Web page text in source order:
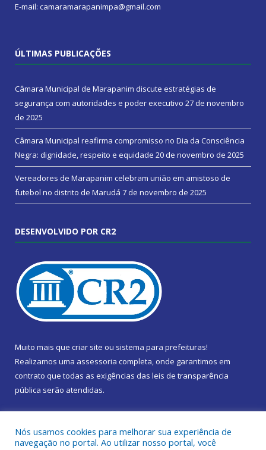
E-mail: camaramarapanimpa@gmail.com
ÚLTIMAS PUBLICAÇÕES
Câmara Municipal de Marapanim discute estratégias de
segurança com autoridades e poder executivo 27 de novembro
de 2025
Câmara Municipal reafirma compromisso no Dia da Consciência
Negra: dignidade, respeito e equidade 20 de novembro de 2025
Vereadores de Marapanim celebram união em amistoso de
futebol no distrito de Marudá 7 de novembro de 2025
DESENVOLVIDO POR CR2
Muito mais que criar site ou sistema para prefeituras!
Realizamos uma assessoria completa, onde garantimos em
contrato que todas as exigências das leis de transparência
pública serão atendidas.
Nós usamos cookies para melhorar sua experiência de
navegação no portal. Ao utilizar nosso portal, você